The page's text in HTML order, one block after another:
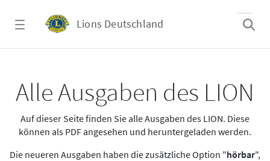
Lions Deutschland
Alle Ausgaben des LION
Auf dieser Seite finden Sie alle Ausgaben des LION. Diese
können als PDF angesehen und heruntergeladen werden.
Die neueren Ausgaben haben die zusätzliche Option "hörbar",